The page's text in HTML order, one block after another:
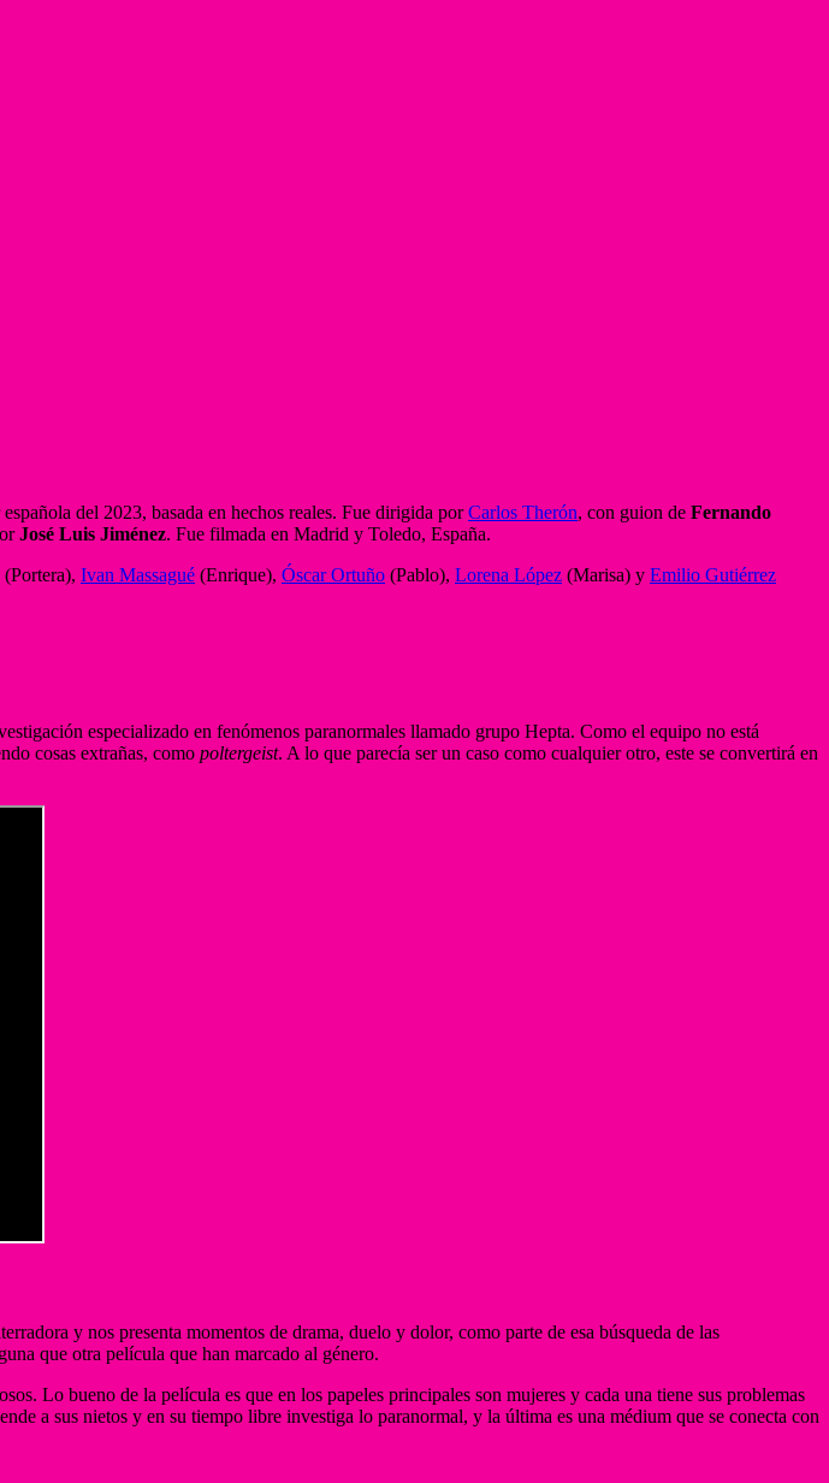
del 2023, basada en hechos reales. Fue dirigida porCarlos Therón, con guion de Fernando
José Luis Jiménez. Fue filmada en Madrid y Toledo, España.
(Portera), Ivan Massagué (Enrique), Óscar Ortuño (Pablo), Lorena López (Marisa) y Emilio Gutiérrez
especializado en fenómenos paranormales llamado grupo Hepta. Como el equipo no está
cosas extrañas, como poltergeist. A lo que parecía ser un caso como cualquier otro, este se convertirá en
y nos presenta momentos de drama, duelo y dolor, como parte de esa búsqueda de las
que otra película que han marcado al género.
Lo bueno de la película es que en los papeles principales son mujeres y cada una tiene sus problemas
a sus nietos y en su tiempo libre investiga lo paranormal, y la última es una médium que se conecta con